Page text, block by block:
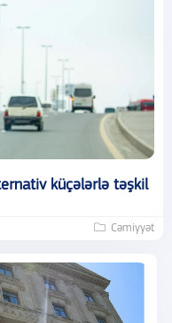
küçələrlə təşkil
Cəmiyyət